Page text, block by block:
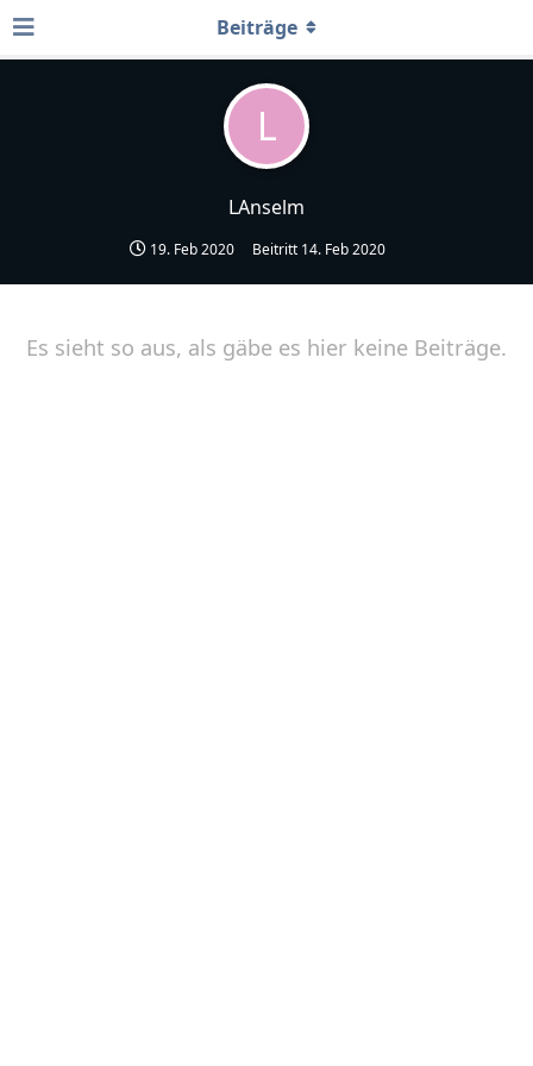
L
LAnselm
19. Feb 2020 Beitritt 14. Feb 2020
Beiträge
Es sieht so aus, als gäbe es hier keine Beiträge.